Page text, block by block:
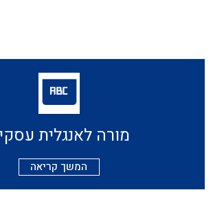
מורה לאנגלית
המשך קריאה